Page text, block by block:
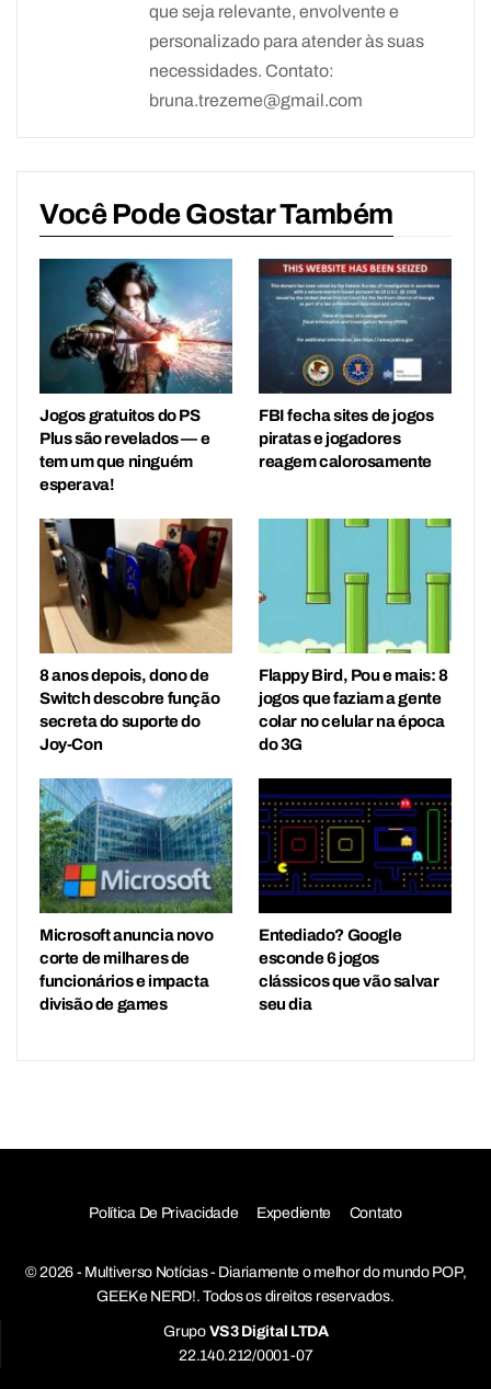
que seja relevante, envolvente e
personalizado para atender às suas
necessidades. Contato:
bruna.trezeme@gmail.com
Você Pode Gostar Também
Jogos gratuitos do PS
Plus são revelados — e
tem um que ninguém
esperava!
FBI fecha sites de jogos
piratas e jogadores
reagem calorosamente
8 anos depois, dono de
Switch descobre função
secreta do suporte do
Joy-Con
Flappy Bird, Pou e mais: 8
jogos que faziam a gente
colar no celular na época
do 3G
Microsoft anuncia novo
corte de milhares de
funcionários e impacta
divisão de games
Entediado? Google
esconde 6 jogos
clássicos que vão salvar
seu dia
Política De Privacidade Expediente Contato
© 2026 - Multiverso Notícias - Diariamente o melhor do mundo POP,
GEEK e NERD!. Todos os direitos reservados.
Grupo VS3 Digital LTDA
22.140.212/0001-07